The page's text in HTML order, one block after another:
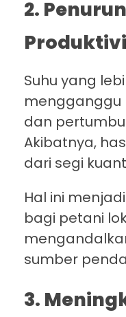
2.
Suhu yang
mengganggu
dan
Akibatnya,
dari segi
Hal ini
bagi petani
sumber
3.